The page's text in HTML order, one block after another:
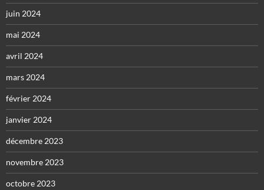
juin 2024
mai 2024
avril 2024
mars 2024
février 2024
janvier 2024
décembre 2023
novembre 2023
octobre 2023